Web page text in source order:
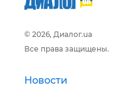
© 2026, Диалог.ua
Все права защищены.
Новости